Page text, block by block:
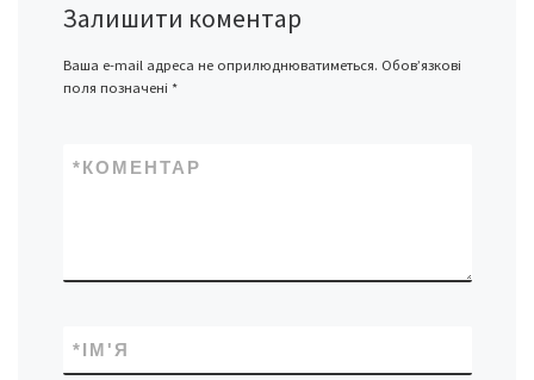
Залишити коментар
Ваша e-mail адреса не оприлюднюватиметься. Обов’язкові
поля позначені *
КОМЕНТАР
*
ІМ'Я
*